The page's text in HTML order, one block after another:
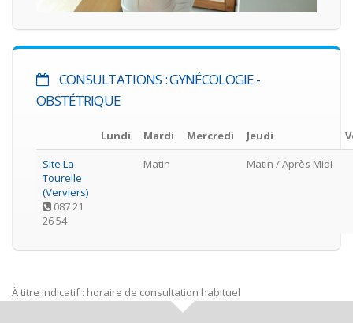
CONSULTATIONS : GYNÉCOLOGIE -
OBSTÉTRIQUE
Lundi Mardi Mercredi Jeudi
Site La
Tourelle
(Verviers)
087 21
26 54
Matin Matin / Après Midi
À titre indicatif : horaire de consultation habituel